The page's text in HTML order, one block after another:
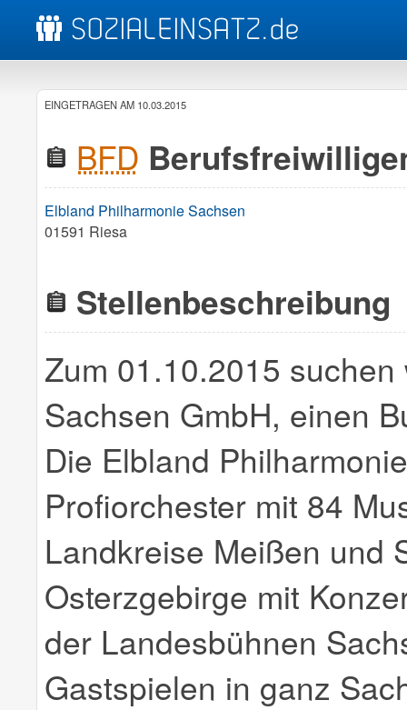
EINGETRAGEN AM 10.03.2015
BFD
Elbland Philharmonie Sachsen
01591 Riesa
Stellenbeschreibung
Zum 01.10.2015
Sachsen GmbH, einen
Die Elbland
Profiorchester mit 84
Landkreise Meißen und
Osterzgebirge mit
der Landesbühnen
Gastspielen in ganz